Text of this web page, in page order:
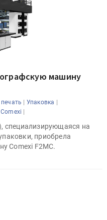
машину
| Упаковка |
Comexi |
специализирующаяся на
приобрела
Comexi F2MC.